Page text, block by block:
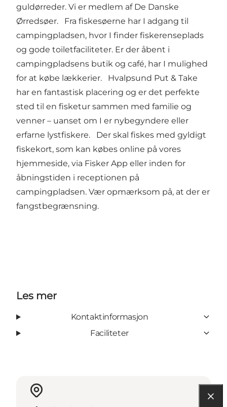
guldørreder. Vi er medlem af De Danske
Ørredsøer. Fra fiskesøerne har I adgang til
campingpladsen, hvor I finder fiskerenseplads
og gode toiletfaciliteter. Er der åbent i
campingpladsens butik og café, har I mulighed
for at købe lækkerier. Hvalpsund Put & Take
har en fantastisk placering og er det perfekte
sted til en fisketur sammen med familie og
venner – uanset om I er nybegyndere eller
erfarne lystfiskere. Der skal fiskes med gyldigt
fiskekort, som kan købes online på vores
hjemmeside, via Fisker App eller inden for
åbningstiden i receptionen på
campingpladsen. Vær opmærksom på, at der er
fangstbegrænsning.
Les mer
Kontaktinformasjon
Faciliteter